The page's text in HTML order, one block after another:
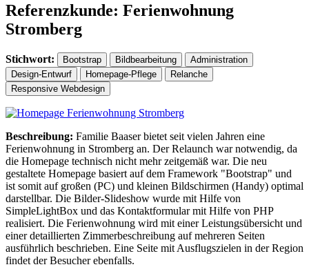
Referenzkunde: Ferienwohnung
Stromberg
Stichwort: Bootstrap Bildbearbeitung
Administration
Design-Entwurf
Homepage-Pflege
Relanche
Responsive Webdesign
Beschreibung: Familie Baaser bietet seit vielen Jahren eine
Ferienwohnung in Stromberg an. Der Relaunch war notwendig, da
die Homepage technisch nicht mehr zeitgemäß war. Die neu
gestaltete Homepage basiert auf dem Framework "Bootstrap" und
ist somit auf großen (PC) und kleinen Bildschirmen (Handy) optimal
darstellbar. Die Bilder-Slideshow wurde mit Hilfe von
SimpleLightBox und das Kontaktformular mit Hilfe von PHP
realisiert. Die Ferienwohnung wird mit einer Leistungsübersicht und
einer detaillierten Zimmerbeschreibung auf mehreren Seiten
ausführlich beschrieben. Eine Seite mit Ausflugszielen in der Region
findet der Besucher ebenfalls.